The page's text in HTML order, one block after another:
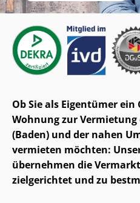
Ob Sie als Eigentümer
Wohnung zur
(Baden) und der nahen
vermieten möchten:
übernehmen die
zielgerichtet und zu